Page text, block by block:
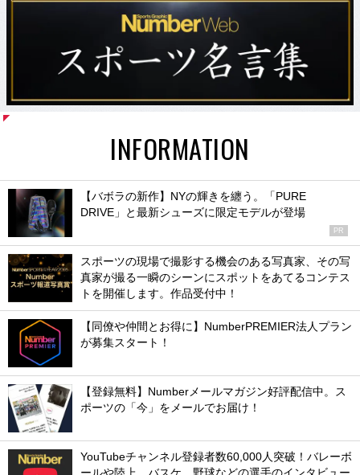
INFORMATION
【バボラの新作】NYの輝きを纏う。「PURE
DRIVE」と最新シューズに限定モデルが登場
PR
スポーツの現場で撮影する機会のある写真家、その写
真家が撮る一瞬のシーンにスポットをあてるコンテス
トを開催します。作品受付中！
【同僚や仲間とお得に】NumberPREMIER法人プラン
が募集スタート！
【登録無料】Numberメールマガジン好評配信中。ス
ポーツの「今」をメールでお届け！
YouTubeチャンネル登録者数60,000人突破！バレーボ